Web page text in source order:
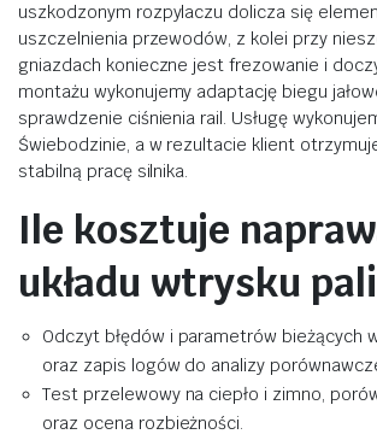
uszkodzonym rozpylaczu dolicza się
uszczelnienia przewodów, z kolei przy
gniazdach konieczne jest frezowanie i
montażu wykonujemy adaptację biegu
sprawdzenie ciśnienia rail. Usługę
Świebodzinie, a w rezultacie klient
stabilną pracę silnika.
Ile kosztuje
układu wtrysku
Odczyt błędów i parametrów bieżących
oraz zapis logów do analizy
Test przelewowy na ciepło i zimno,
oraz ocena rozbieżności.